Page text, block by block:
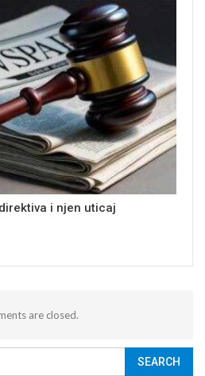
i njen uticaj
are closed.